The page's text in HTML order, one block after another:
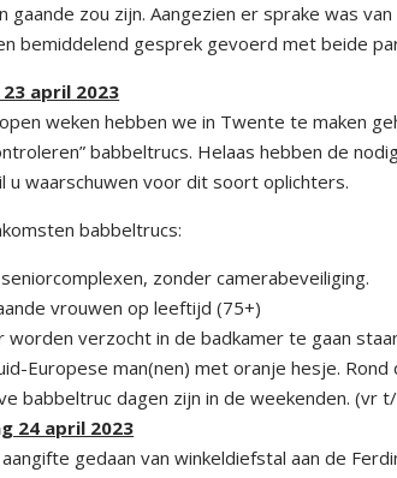
gaande zou zijn. Aangezien er sprake was
bemiddelend gesprek gevoerd met beide
april 2023
weken hebben we in Twente te maken
babbeltrucs. Helaas hebben de
u waarschuwen voor dit soort oplichters.
babbeltrucs:
zonder camerabeveiliging.
vrouwen op leeftijd (75+)
worden verzocht in de badkamer te gaan
Europese man(nen) met oranje hesje. Rond
babbeltruc dagen zijn in de weekenden. (vr
24 april 2023
gedaan van winkeldiefstal aan de